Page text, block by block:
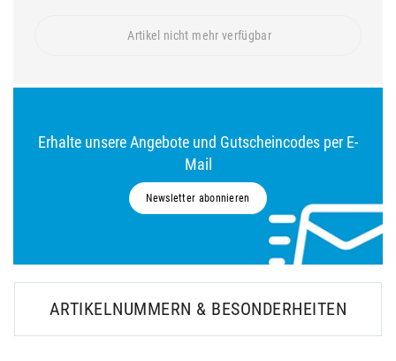
Artikel nicht mehr verfügbar
Erhalte unsere Angebote und Gutscheincodes per E-
Mail
Newsletter abonnieren
ARTIKELNUMMERN & BESONDERHEITEN